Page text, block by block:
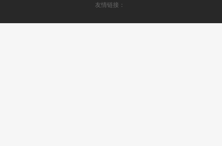
友情链接：